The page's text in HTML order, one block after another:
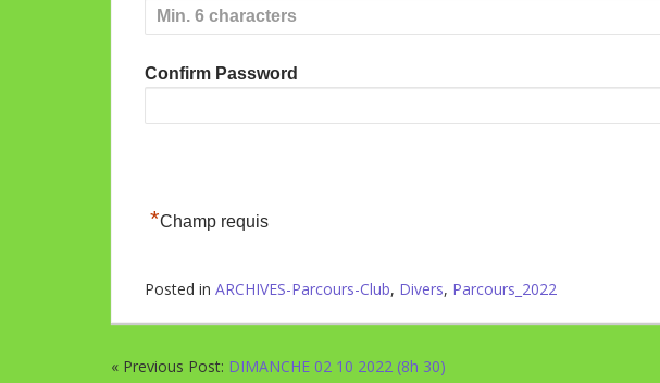
Confirm Password
*Champ requis
Posted in ARCHIVES-Parcours-Club, Divers, Parcours_2022
« Previous Post: DIMANCHE 02 10 2022 (8h 30)